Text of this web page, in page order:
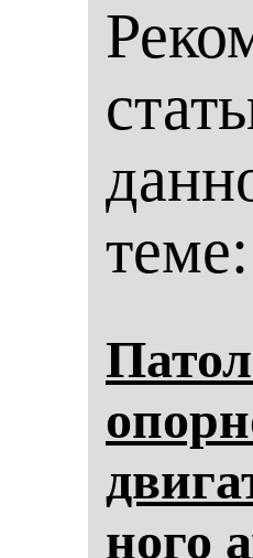
теме:
но­го